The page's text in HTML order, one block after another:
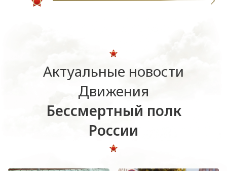
Актуальные новости
Движения
Бессмертный полк
России